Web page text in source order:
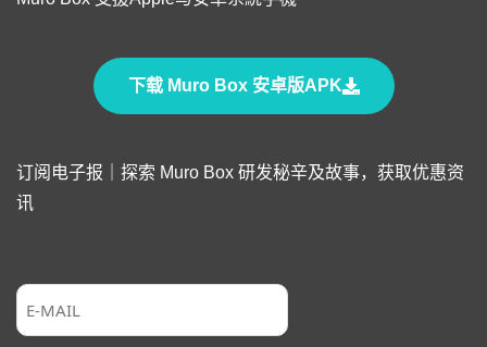
下载 Muro Box 安卓版APK
订阅电子报｜探索 Muro Box 研发秘辛及故事，获取优惠资
讯